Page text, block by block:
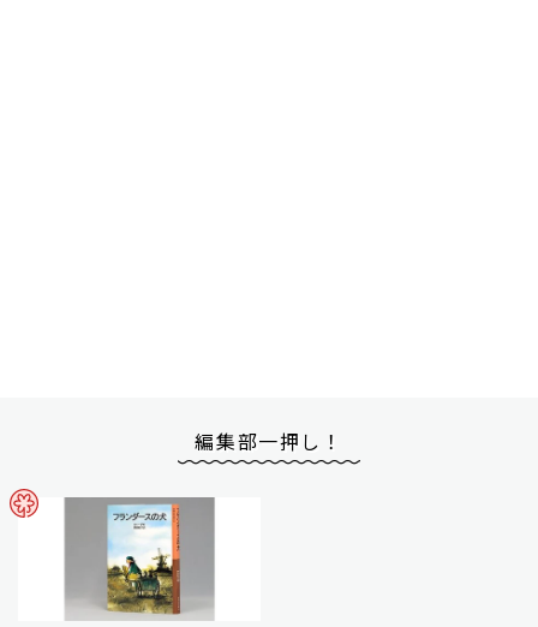
編集部一押し！